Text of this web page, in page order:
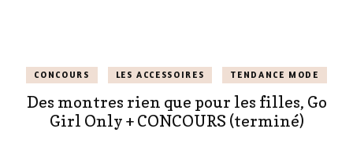
CONCOURS LES ACCESSOIRES TENDANCE MODE
Des montres rien que pour les filles, Go
Girl Only + CONCOURS (terminé)